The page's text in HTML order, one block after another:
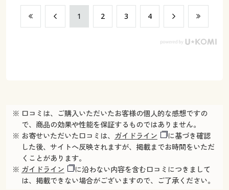
​1 ​2 ​3 ​4
※ 口コミは、ご購入いただいたお客様の個人的な感想ですの
で、商品の効果や性能を保証するものではありません。
※ お寄せいただいた口コミは、
ガイドライン
に基づき確認
した後、サイトへ反映されますが、掲載までお時間をいただ
くことがあります。
※ ガイドライン
に沿わない内容を含む口コミにつきまして
は、掲載できない場合がございますので、ご了承ください。